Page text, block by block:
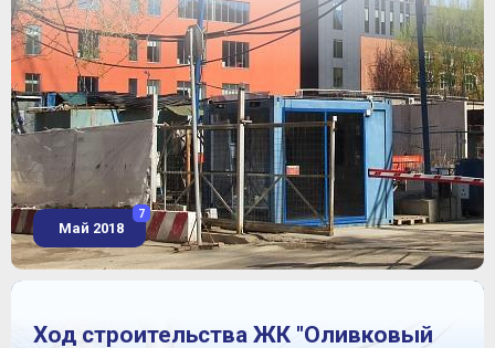
Май 2018
7
Ход строительства ЖК "Оливковый